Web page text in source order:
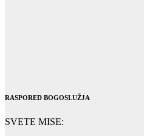
RASPORED BOGOSLUŽJA
SVETE MISE: